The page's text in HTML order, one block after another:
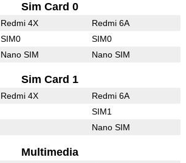
Sim Card 0
Redmi 4X Redmi 6A
SIM0 SIM0
Nano SIM Nano SIM
Sim Card 1
Redmi 4X Redmi 6A
SIM1
Nano SIM
Multimedia